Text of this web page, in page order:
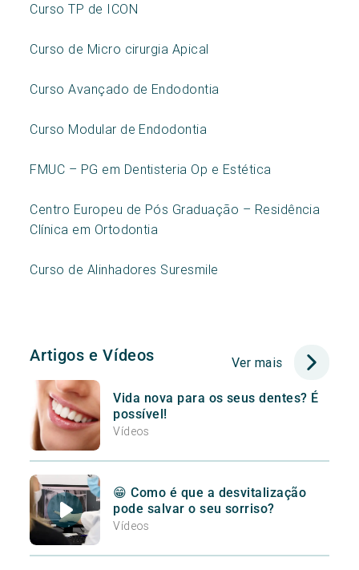
Curso TP de ICON
Curso de Micro cirurgia Apical
Curso Avançado de Endodontia
Curso Modular de Endodontia
FMUC – PG em Dentisteria Op e Estética
Centro Europeu de Pós Graduação – Residência
Clínica em Ortodontia
Curso de Alinhadores Suresmile
Artigos e Vídeos Ver mais
Vida nova para os seus dentes? É
possível!
Vídeos
😁 Como é que a desvitalização
pode salvar o seu sorriso?
Vídeos